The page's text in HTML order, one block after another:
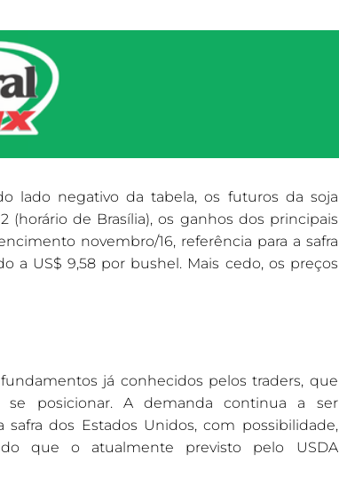
lado negativo da tabela, os futuros da soja
(horário de Brasília), os ganhos dos principais
novembro/16, referência para a safra
a US$ 9,58 por bushel. Mais cedo, os preços
já conhecidos pelos traders, que
se posicionar. A demanda continua a ser
dos Estados Unidos, com possibilidade,
que o atualmente previsto pelo USDA